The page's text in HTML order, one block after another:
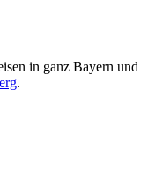
in ganz Bayern und
.